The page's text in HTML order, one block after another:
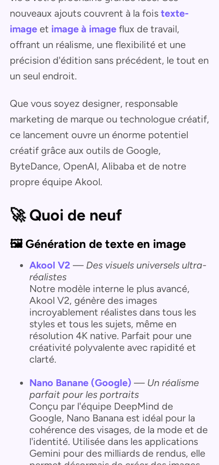
nouveaux ajouts couvrent à la fois texte-
image et image à image flux de travail,
offrant un réalisme, une flexibilité et une
précision d'édition sans précédent, le tout en
un seul endroit.
Que vous soyez designer, responsable
marketing de marque ou technologue créatif,
ce lancement ouvre un énorme potentiel
créatif grâce aux outils de Google,
ByteDance, OpenAI, Alibaba et de notre
propre équipe Akool.
🚀 Quoi de neuf
🖼️ Génération de texte en image
Akool V2 — Des visuels universels ultra-
réalistes
Notre modèle interne le plus avancé,
Akool V2, génère des images
incroyablement réalistes dans tous les
styles et tous les sujets, même en
résolution 4K native. Parfait pour une
créativité polyvalente avec rapidité et
clarté.
Nano Banane (Google) — Un réalisme
parfait pour les portraits
Conçu par l'équipe DeepMind de
Google, Nano Banana est idéal pour la
cohérence des visages, de la mode et de
l'identité. Utilisée dans les applications
Gemini pour des milliards de rendus, elle